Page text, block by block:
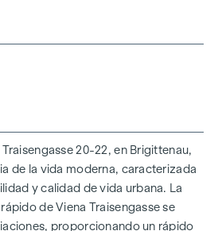
la estética y la funcionalidad se
residencial. Con planos
su espacio vital ideal. Los suelos
elegantes baldosas de marca
que la calefacción por suelo
calefacción urbana respetuosa con
un clima interior acogedor. La
exterior y el aire acondicionado en
20-22, en Brigittenau,
de la vida moderna, caracterizada
y calidad de vida urbana. La
de Viena Traisengasse se
proporcionando un rápido